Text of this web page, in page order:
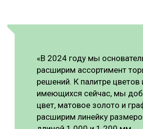
«В 2024 году мы
расширим ассортимент
решений. К палитре цветов
имеющихся сейчас, мы
цвет, матовое золото и
расширим линейку